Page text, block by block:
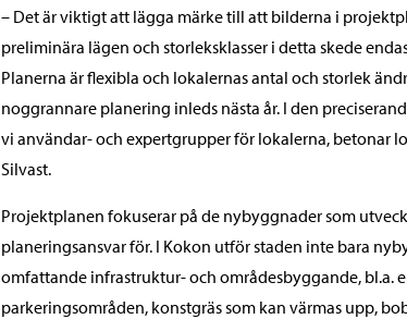
– Det är viktigt att lägga märke till att bilderna i
preliminära lägen och storleksklasser i detta skede
Planerna är flexibla och lokalernas antal och storlek
noggrannare planering inleds nästa år. I den
vi användar- och expertgrupper för lokalerna, betonar
Silvast.
Projektplanen fokuserar på de nybyggnader som
planeringsansvar för. I Kokon utför staden inte bara
omfattande infrastruktur- och områdesbyggande, bl.a.
parkeringsområden, konstgräs som kan värmas upp,